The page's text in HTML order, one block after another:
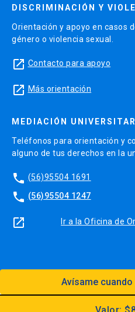
Avísame
DISCRIMINACIÓN Y
Orientación y apoyo en casos
género o violencia sexual.
launch Contacto para apoyo
launch Más orientación
MEDIACIÓN
Teléfonos para orientación y
alguno de tus derechos en la
phone (56)95504 1691
phone (56)95504 1247
launch Ir a la Oficina de
Kit Digital UC